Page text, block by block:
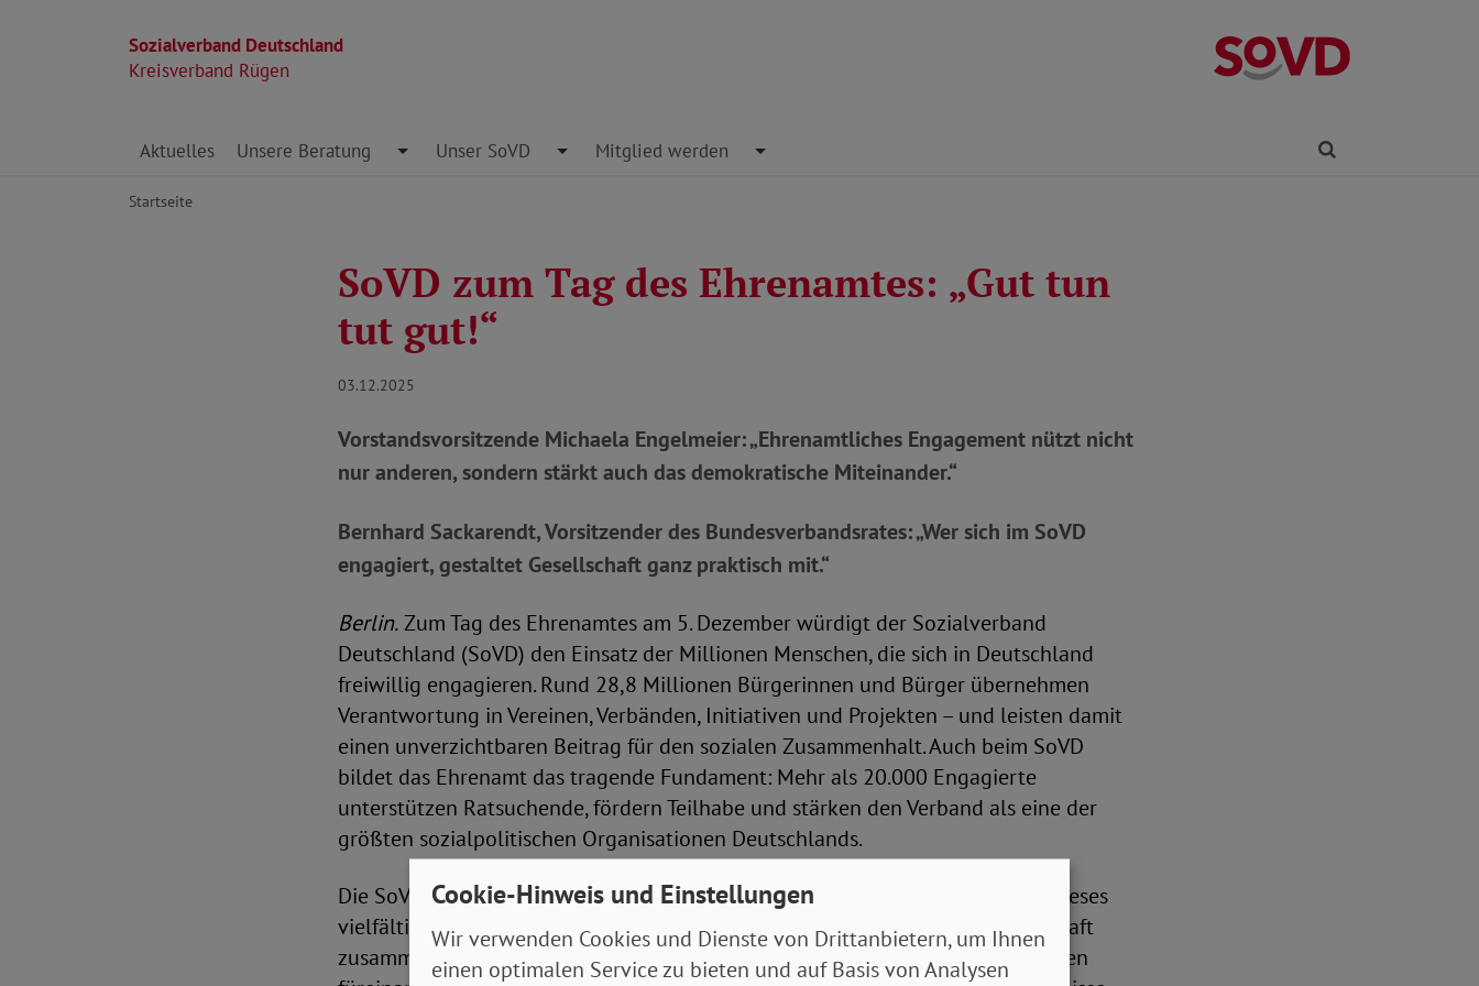
Sozialverband Deutschland
Kreisverband Rügen
Kreisverband
Direkt zu den Inhalten springen
Aktuelles Unsere Beratung Toggle Dropdown
Unser SoVD Toggle Dropdown
Mitglied werden Toggle Dropdown
Startseite
SoVD zum Tag des Ehrenamtes: „Gut tun
tut gut!“
03.12.2025
Vorstandsvorsitzende Michaela Engelmeier: „Ehrenamtliches Engagement nützt nicht
nur anderen, sondern stärkt auch das demokratische Miteinander.“
Bernhard Sackarendt, Vorsitzender des Bundesverbandsrates: „Wer sich im SoVD
engagiert, gestaltet Gesellschaft ganz praktisch mit.“
Berlin.Zum Tag des Ehrenamtes am 5. Dezember würdigt der Sozialverband
Deutschland (SoVD) den Einsatz der Millionen Menschen, die sich in Deutschland
freiwillig engagieren. Rund 28,8 Millionen Bürgerinnen und Bürger übernehmen
Verantwortung in Vereinen, Verbänden, Initiativen und Projekten – und leisten damit
einen unverzichtbaren Beitrag für den sozialen Zusammenhalt. Auch beim SoVD
bildet das Ehrenamt das tragende Fundament: Mehr als 20.000 Engagierte
unterstützen Ratsuchende, fördern Teilhabe und stärken den Verband als eine der
größten sozialpolitischen Organisationen Deutschlands.
Die SoVD-Vorstandsvorsitzende Michaela Engelmeier betont die Bedeutung dieses
vielfältigen Engagements: „Ehrenamtliches Engagement hält unsere Gesellschaft
zusammen. Es macht sichtbar, wie stark Solidarität wirken kann, wenn Menschen
Cookie-Hinweis und Einstellungen
Wir verwenden Cookies und Dienste von Drittanbietern, um Ihnen
einen optimalen Service zu bieten und auf Basis von Analysen